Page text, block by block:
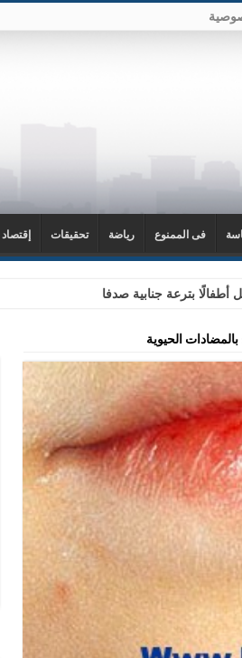
فى الممنوع رياضة تحقيقات إقتصاد
بترعة جنابية صدفا
الحيوية